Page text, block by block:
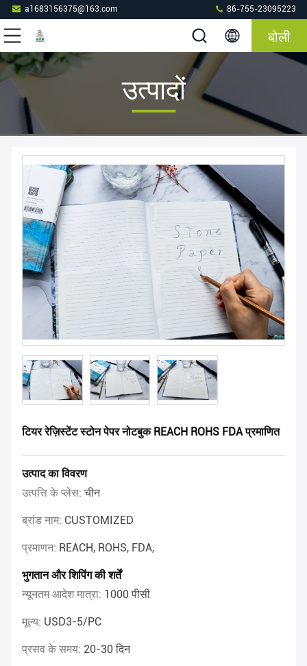
a1683156375@163.com 86-755-23095223
बोली
उत्पादों
टियर रेज़िस्टेंट स्टोन पेपर नोटबुक REACH ROHS FDA प्रमाणित
उत्पाद का विवरण
उत्पत्ति के प्लेस:चीन
ब्रांड नाम: CUSTOMIZED
प्रमाणन: REACH, ROHS, FDA,
भुगतान और शिपिंग की शर्तें
न्यूनतम आदेश मात्रा: 1000 पीसी
मूल्य: USD3-5/PC
प्रसव के समय: 20-30 दिन